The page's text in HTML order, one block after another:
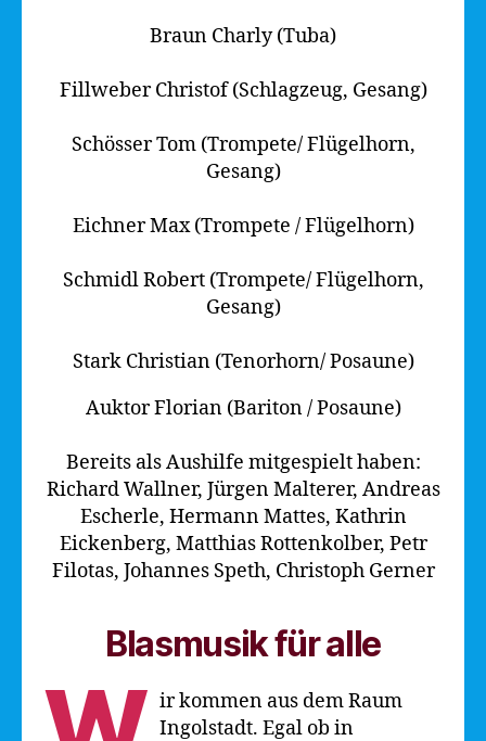
Braun Charly (Tuba)
Fillweber Christof (Schlagzeug, Gesang)
Schösser Tom (Trompete/ Flügelhorn,
Gesang)
Eichner Max (Trompete / Flügelhorn)
Schmidl Robert (Trompete/ Flügelhorn,
Gesang)
Stark Christian (Tenorhorn/ Posaune)
Auktor Florian (Bariton / Posaune)
Bereits als Aushilfe mitgespielt haben:
Richard Wallner, Jürgen Malterer, Andreas
Escherle, Hermann Mattes, Kathrin
Eickenberg, Matthias Rottenkolber, Petr
Filotas, Johannes Speth, Christoph Gerner
Blasmusik für alle
ir kommen aus dem Raum
Ingolstadt. Egal ob in